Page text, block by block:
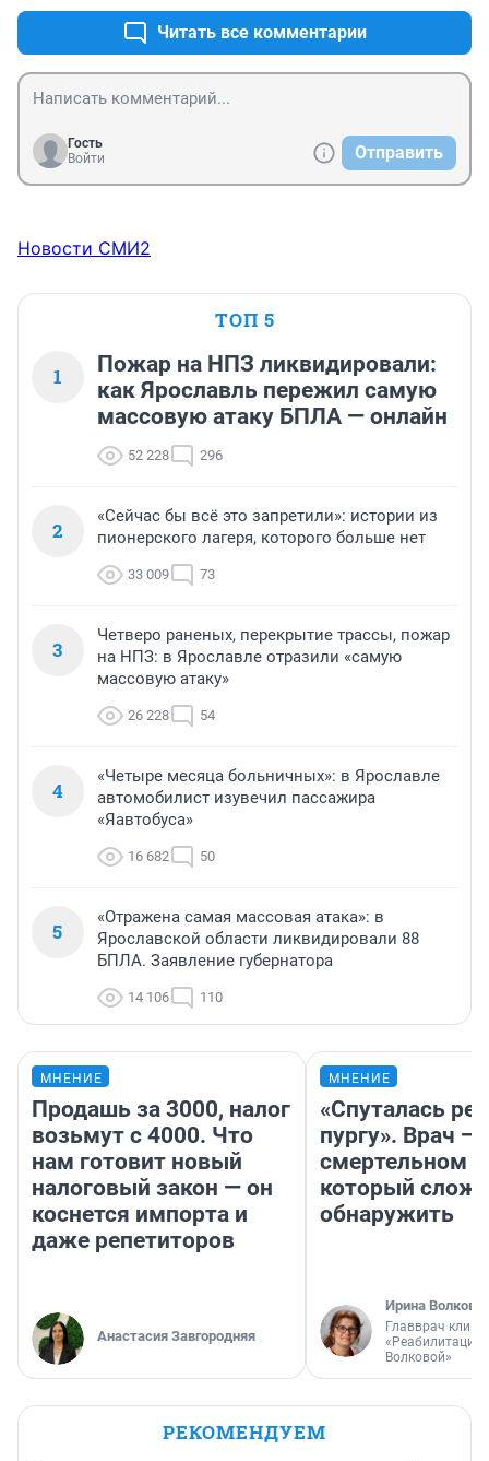
Читать все комментарии
Гость
Войти
Отправить
Новости СМИ2
ТОП 5
1
Пожар на НПЗ ликвидировали:
как Ярославль пережил самую
массовую атаку БПЛА — онлайн
52 228 296
2
«Сейчас бы всё это запретили»: истории из
пионерского лагеря, которого больше нет
33 009 73
3
Четверо раненых, перекрытие трассы, пожар
на НПЗ: в Ярославле отразили «самую
массовую атаку»
26 228 54
4
«Четыре месяца больничных»: в Ярославле
автомобилист изувечил пассажира
«Яавтобуса»
16 682 50
5
«Отражена самая массовая атака»: в
Ярославской области ликвидировали 88
БПЛА. Заявление губернатора
14 106 110
МНЕНИЕ
Продашь за 3000, налог
возьмут с 4000. Что
нам готовит новый
налоговый закон — он
коснется импорта и
даже репетиторов
Анастасия Завгородняя
МНЕНИЕ
«Спуталась
пургу». Врач —
смертельном
который
обнаружить
Ирина Волкова
Главврач
«Реабилитация
Волковой»
РЕКОМЕНДУЕМ